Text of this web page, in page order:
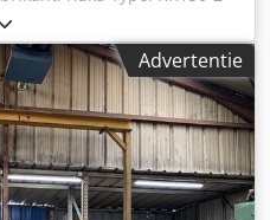
Gewicht 1267 kg Kuka-
kg Processor 2 GHz
V5.6.6 Kuka-
aansluitkabels 7 m / 15
langere bovenarm van
3 naar achteren uitslaan.
2 Serie 2000 uit 2008.
Advertentie